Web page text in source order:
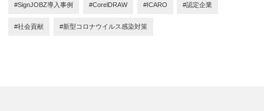
#SignJOBZ導入事例 #CorelDRAW #ICARO #認定企業
#社会貢献 #新型コロナウイルス感染対策